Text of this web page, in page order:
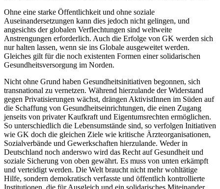
Ohne eine starke Öffentlichkeit und ohne soziale
Auseinandersetzungen kann dies jedoch nicht gelingen, und
angesichts der globalen Verflechtungen sind weltweite
Anstrengungen erforderlich. Auch die Erfolge von GK werden sich
nur halten lassen, wenn sie ins Globale ausgeweitet werden.
Gleiches gilt für die noch existenten Formen einer solidarischen
Gesundheitsversorgung im Norden.
Nicht ohne Grund haben Gesundheitsinitiativen begonnen, sich
transnational zu vernetzen. Während hierzulande der Widerstand
gegen Privatisierungen wächst, drängen AktivistInnen im Süden auf
die Schaffung von Gesundheitseinrichtungen, die einen Zugang
jenseits von privater Kaufkraft und Eigentumsrechten ermöglichen.
So unterschiedlich die Lebensumstände sind, so verfolgen Initiativen
wie GK doch die gleichen Ziele wie kritische Ärzteorganisationen,
Sozialverbände und Gewerkschaften hierzulande. Weder in
Deutschland noch anderswo wird das Recht auf Gesundheit und
soziale Sicherung von oben gewährt. Es muss von unten erkämpft
und verteidigt werden. Die Welt braucht nicht mehr wohltätige
Hilfe, sondern demokratisch verfasste und öffentlich kontrollierte
Institutionen, die für Ausgleich und ein solidarisches Miteinander